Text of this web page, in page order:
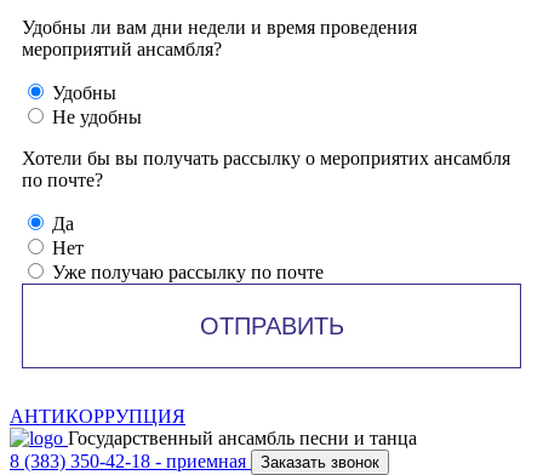
Удобны ли вам дни недели и время проведения
мероприятий ансамбля?
Удобны
Не удобны
Хотели бы вы получать рассылку о мероприятих ансамбля
по почте?
Да
Нет
Уже получаю рассылку по почте
ОТПРАВИТЬ
АНТИКОРРУПЦИЯ
Государственный ансамбль песни и танца
8 (383) 350-42-18 - приемная Заказать звонок